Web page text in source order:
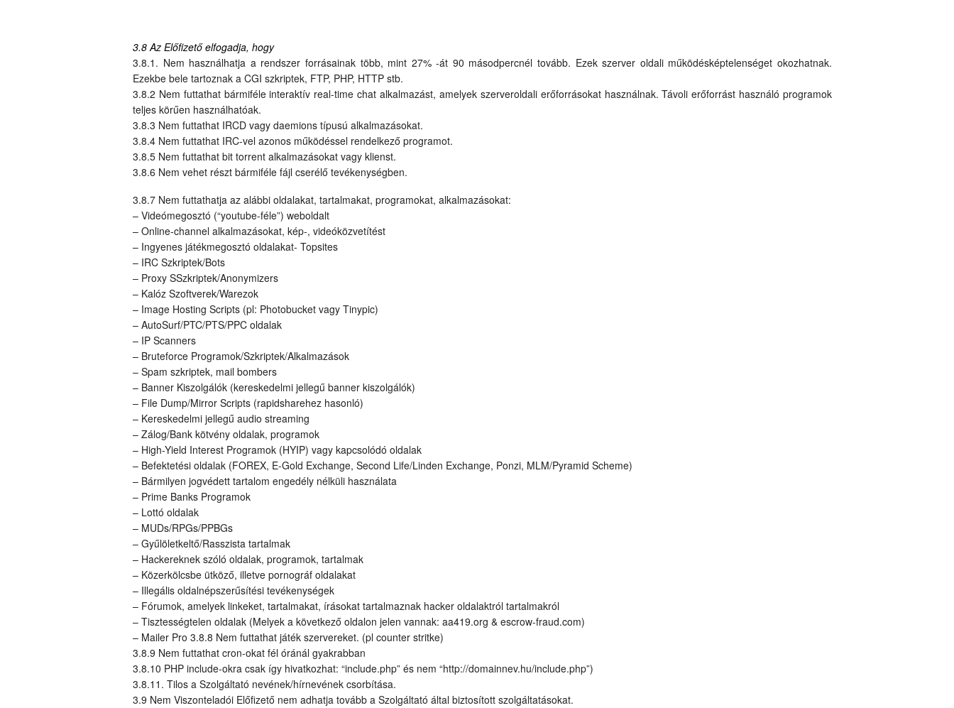
3.8 Az Előfizető elfogadja, hogy
3.8.1. Nem használhatja a rendszer forrásainak több, mint 27% -át 90 másodpercnél tovább. Ezek szerver oldali működésképtelenséget okozhatnak.
Ezekbe bele tartoznak a CGI szkriptek, FTP, PHP, HTTP stb.
3.8.2 Nem futtathat bármiféle interaktív real-time chat alkalmazást, amelyek szerveroldali erőforrásokat használnak. Távoli erőforrást használó programok
teljes körűen használhatóak.
3.8.3 Nem futtathat IRCD vagy daemions típusú alkalmazásokat.
3.8.4 Nem futtathat IRC-vel azonos működéssel rendelkező programot.
3.8.5 Nem futtathat bit torrent alkalmazásokat vagy klienst.
3.8.6 Nem vehet részt bármiféle fájl cserélő tevékenységben.
3.8.7 Nem futtathatja az alábbi oldalakat, tartalmakat, programokat, alkalmazásokat:
– Videómegosztó (“youtube-féle”) weboldalt
– Online-channel alkalmazásokat, kép-, videóközvetítést
– Ingyenes játékmegosztó oldalakat- Topsites
– IRC Szkriptek/Bots
– Proxy SSzkriptek/Anonymizers
– Kalóz Szoftverek/Warezok
– Image Hosting Scripts (pl: Photobucket vagy Tinypic)
– AutoSurf/PTC/PTS/PPC oldalak
– IP Scanners
– Bruteforce Programok/Szkriptek/Alkalmazások
– Spam szkriptek, mail bombers
– Banner Kiszolgálók (kereskedelmi jellegű banner kiszolgálók)
– File Dump/Mirror Scripts (rapidsharehez hasonló)
– Kereskedelmi jellegű audio streaming
– Zálog/Bank kötvény oldalak, programok
– High-Yield Interest Programok (HYIP) vagy kapcsolódó oldalak
– Befektetési oldalak (FOREX, E-Gold Exchange, Second Life/Linden Exchange, Ponzi, MLM/Pyramid Scheme)
– Bármilyen jogvédett tartalom engedély nélküli használata
– Prime Banks Programok
– Lottó oldalak
– MUDs/RPGs/PPBGs
– Gyűlöletkeltő/Rasszista tartalmak
– Hackereknek szóló oldalak, programok, tartalmak
– Közerkölcsbe ütköző, illetve pornográf oldalakat
– Illegális oldalnépszerűsítési tevékenységek
– Fórumok, amelyek linkeket, tartalmakat, írásokat tartalmaznak hacker oldalaktról tartalmakról
– Tisztességtelen oldalak (Melyek a következő oldalon jelen vannak: aa419.org & escrow-fraud.com)
– Mailer Pro 3.8.8 Nem futtathat játék szervereket. (pl counter stritke)
3.8.9 Nem futtathat cron-okat fél óránál gyakrabban
3.8.10 PHP include-okra csak így hivatkozhat: “include.php” és nem “http://domainnev.hu/include.php”)
3.8.11. Tilos a Szolgáltató nevének/hírnevének csorbítása.
3.9 Nem Viszonteladói Előfizető nem adhatja tovább a Szolgáltató által biztosított szolgáltatásokat.